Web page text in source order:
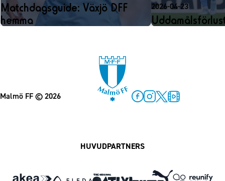
Matchdagsguide: Växjö DFF
hemma
2026-04-23
Malmö FF© 2026
HUVUDPARTNERS